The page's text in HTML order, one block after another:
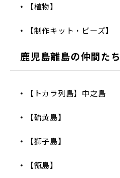
【植物】
【制作キット・ビーズ】
鹿児島離島の仲間たち
【トカラ列島】中之島
【硫黄島】
【獅子島】
【甑島】